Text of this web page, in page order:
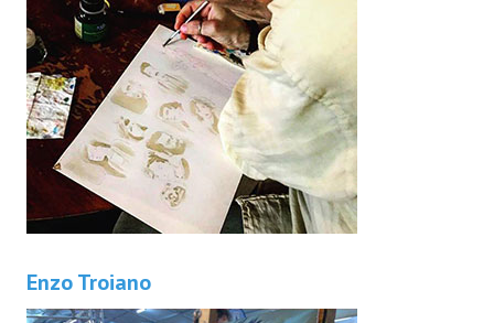
Enzo Troiano